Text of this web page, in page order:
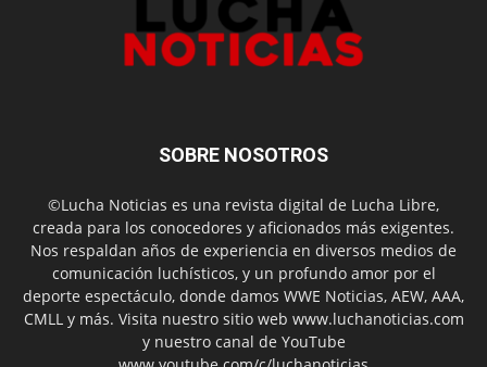
SOBRE NOSOTROS
©Lucha Noticias es una revista digital de Lucha Libre,
creada para los conocedores y aficionados más exigentes.
Nos respaldan años de experiencia en diversos medios de
comunicación luchísticos, y un profundo amor por el
deporte espectáculo, donde damos WWE Noticias, AEW, AAA,
CMLL y más. Visita nuestro sitio web www.luchanoticias.com
y nuestro canal de YouTube